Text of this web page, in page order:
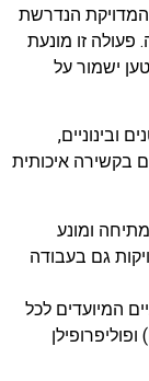
הנדרשת
פעולה זו מונעת
ישמור על
ובינוניים,
בקשירה איכותית
ומונע
גם בעבודה
המיועדים לכל
סוגי הסרטים: מתכת, פלסטיק, פוליאסטר (PET) ופוליפרופילן